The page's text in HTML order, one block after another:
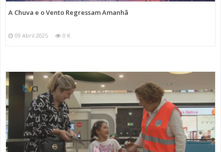
A Chuva e o Vento Regressam Amanhã
09 Abril 2025 0 K